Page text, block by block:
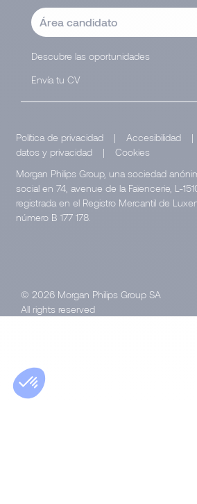
Área candidato
Descubre las oportunidades
Envía tu CV
Política de privacidad | Accesibilidad |
datos y privacidad
|
Cookies
Morgan Philips Group, una sociedad
social en 74, avenue de la Faïencerie, L-
registrada en el Registro Mercantil de
número B 177 178.
© 2026 Morgan Philips Group SA
All rights reserved